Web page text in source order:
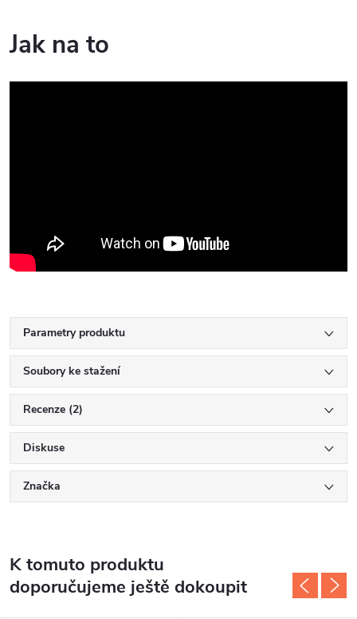
Jak na to
Parametry produktu
Soubory ke stažení
Recenze (2)
Diskuse
Značka
K tomuto produktu
doporučujeme ještě dokoupit